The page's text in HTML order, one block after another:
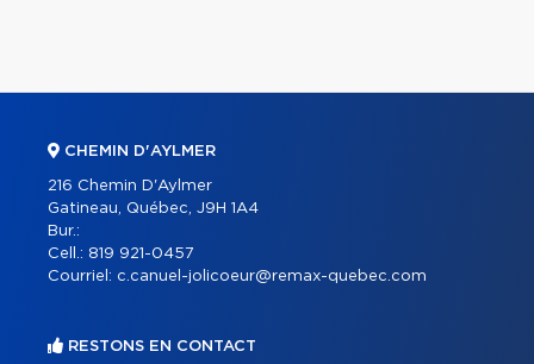
CHEMIN D'AYLMER
216 Chemin D'Aylmer
Gatineau, Québec, J9H 1A4
Bur.:
Cell.: 819 921-0457
Courriel: c.canuel-jolicoeur@remax-quebec.com
RESTONS EN CONTACT